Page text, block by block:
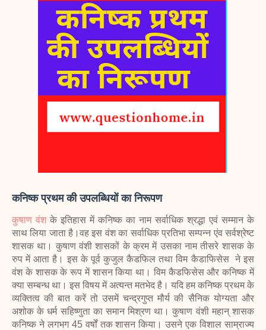
कनिष्क प्रथम की उपलब्धियों का निरूपण
कुषाण वंशके इतिहास में कनिष्क का नाम सर्वाधिक श्रद्धा एवं सम्मान के
साथ लिया जाता है।वह इस वंश का सर्वाधिक प्रतिभा सम्पन्न एंव सर्वश्रेष्ट
शासक था। कुषाण वंशी शासकों के क्रम में उसका नाम तीसरे शासक के
रुप में आता है। इस के पूर्व कुजुल कैडफिल तथा विम कैडाफिसेस ने इस
वंश के शासक के रूप में शासन किया था। विम कैडफिसेस और कनिष्क में
क्या सम्बन्ध था। इस विषय में अत्यन्त मतभेद है। यदि हम कनिष्क प्रथम के
व्यक्तित्व की बात करें तो उसमें चन्द्रगुप्त मौर्य की सैनिक योग्यता और
अशोक के धर्म सहिष्णुता का समान मिश्रण था। कुषाण वंशी महान् शासक
कनिष्क ने लगभग 45 वर्षों तक शासन किया। उसने एक विशाल साम्राज्य